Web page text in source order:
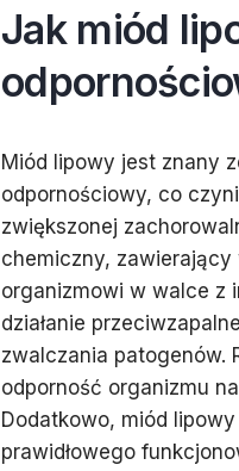
Jak miód
Miód lipowy jest znany
odpornościowy, co
zwiększonej
chemiczny, zawierający
organizmowi w walce z
działanie
zwalczania patogenów.
odporność organizmu
Dodatkowo, miód
prawidłowego